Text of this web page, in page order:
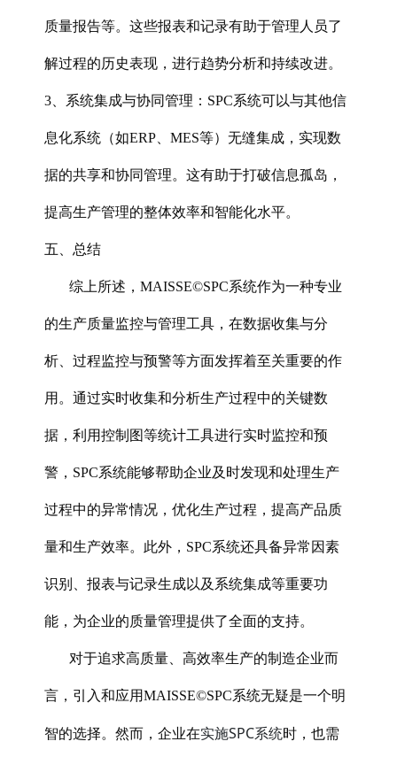
质量报告等。这些报表和记录有助于管理人员了
解过程的历史表现，进行趋势分析和持续改进。
3、系统集成与协同管理‌：SPC系统可以与其他信
息化系统（如ERP、MES等）无缝集成，实现数
据的共享和协同管理。这有助于打破信息孤岛，
提高生产管理的整体效率和智能化水平。
五、总结
综上所述，MAISSE©SPC系统作为一种专业
的生产质量监控与管理工具，在数据收集与分
析、过程监控与预警等方面发挥着至关重要的作
用。通过实时收集和分析生产过程中的关键数
据，利用控制图等统计工具进行实时监控和预
警，SPC系统能够帮助企业及时发现和处理生产
过程中的异常情况，优化生产过程，提高产品质
量和生产效率。此外，SPC系统还具备异常因素
识别、报表与记录生成以及系统集成等重要功
能，为企业的质量管理提供了全面的支持。
对于追求高质量、高效率生产的制造企业而
言，引入和应用MAISSE©SPC系统无疑是一个明
智的选择。然而，企业在实施SPC系统时，也需